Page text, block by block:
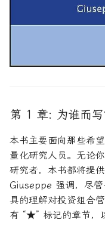
如何进入Akuna
第 1 章: 为谁而写
本书主要面向那些希
量化研究人员。无论
研究者，本书都将提
Giuseppe 强调，尽
具的理解对投资组合
有 “★” 标记的章节，